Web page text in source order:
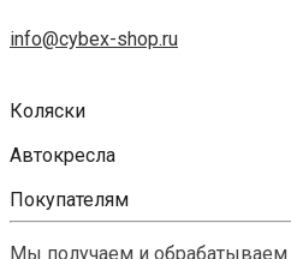
info@cybex-shop.ru
Коляски
Автокресла
Покупателям
Мы получаем и